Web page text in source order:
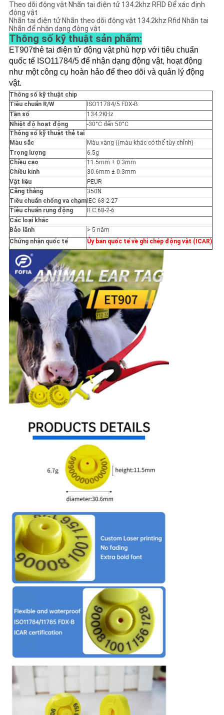
SƠ
ĐỒ
TRANG
WEB
PRIVACY
POLICY
Theo dõi động vật Nhãn tai điện tử 134.2khz RFID Để xác định
động vật
Nhãn tai điện tử Nhãn theo dõi động vật 134.2khz Rfid Nhãn tai
Nhãn để nhận dạng động vật
Thông số kỹ thuật sản phẩm:
ET907thẻ tai điện tử động vật phù hợp với tiêu chuẩn
quốc tế ISO11784/5 để nhận dạng động vật, hoạt động
như một công cụ hoàn hảo để theo dõi và quản lý động
vật.
Thông số kỹ thuật chip
Tiêu chuẩn R/W
ISO11784/5 FDX-B
Tần số
134.2KHz
Nhiệt độ hoạt động
-30°C đến 50°C
Thông số kỹ thuật thẻ tai
Màu sắc
Màu vàng ((màu khác có thể tùy chỉnh)
Trọng lượng
6.5g
Chiều cao
11.5mm ± 0.3mm
Chiều kính
30.6mm ± 0.3mm
Vật liệu
PEUR
Căng thẳng
350N
Tiêu chuẩn chống va chạm IEC 68-2-27
Tiêu chuẩn rung động
IEC 68-2-6
Các loại khác
Bảo lãnh
> 5 năm
Chứng nhận quốc tế
Ủy ban quốc tế về ghi chép động vật (ICAR)